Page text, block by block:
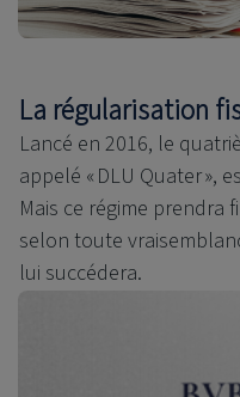
La régularisation
Lancé en 2016, le
appelé « DLU Quater »,
Mais ce régime prendra
selon toute
lui succédera.